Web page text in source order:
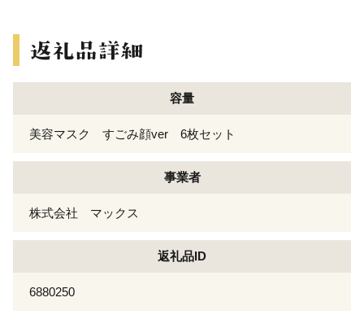
容量
美容マスク すごみ顔ver 6枚セット
事業者
株式会社 マックス
返礼品ID
6880250